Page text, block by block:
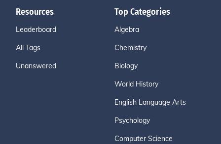
Resources
Leaderboard
All Tags
Unanswered
Top Categories
Algebra
Chemistry
Biology
World History
English Language Arts
Psychology
Computer Science